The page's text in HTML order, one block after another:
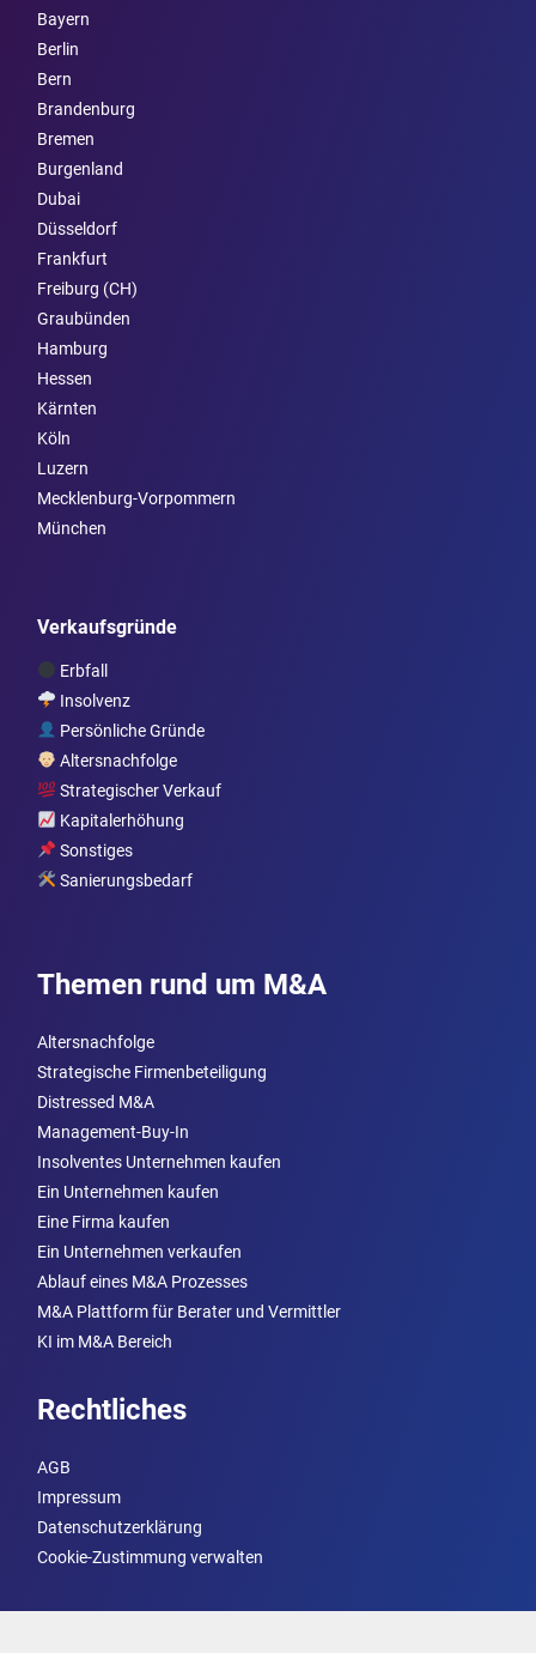
Bayern
Berlin
Bern
Brandenburg
Bremen
Burgen­land
Dubai
Düsseldorf
Frankfurt
Freiburg (CH)
Graubünden
Hamburg
Hessen
Kärnten
Köln
Luzern
Mecklenburg-Vorpommern
München
Verkaufsgründe
Erbfall
Insolvenz
Persönliche Gründe
Altersnachfolge
Strategischer Verkauf
Kapitalerhöhung
Sonstiges
Sanierungsbedarf
Themen rund um M&A
Altersnachfolge
Strategische Firmenbeteiligung
Distressed M&A
Management-Buy-In
Insolventes Unternehmen kaufen
Ein Unternehmen kaufen
Eine Firma kaufen
Ein Unternehmen verkaufen
Ablauf eines M&A Prozesses
M&A Plattform für Berater und Vermittler
KI im M&A Bereich
Rechtliches
AGB
Impressum
Datenschutzerklärung
Cookie-Zustimmung verwalten